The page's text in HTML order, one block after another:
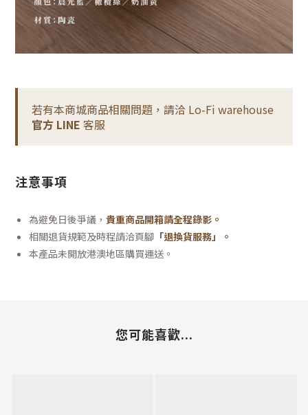
若有本商城商品相關問題，請洽 Lo-Fi warehouse
官方 LINE 客服
注意事項
為避免日後爭議， 貴重商品開箱請全程錄影。
相關退貨規範及時程請洽頁腳 「退換貨服務」
。
本產品未開放港澳地區購買運送。
您可能喜歡...